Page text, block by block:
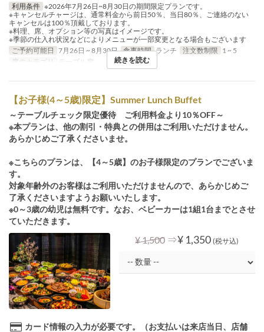
利用条件 ※2026年7月26日~8月30日の期間限定プランです。
※キャンセルチャージは、通常料金から前日50％、当日80％、ご連絡のない
キャンセルは100％頂戴しております。
※料理、席、オプション等の写真はイメージです。
※季節の仕入れ状況などによりメニューが一部変更となる場合もございます
ご予約可能日 7月26日 ~ 8月30日 食事時間 ランチ 注文数制限 1 ~ 5
席のカテゴリ
テーブル席 続きを読む
【お子様(4～5歳)限定】Summer Lunch Buffet
～テーブルチェック限定優待 ご利用料金より10％OFF～
※本プランは、他の割引・特典との併用はご利用いただけません。
あらかじめご了承くださいませ。
※こちらのプランは、【4～5歳】のお子様限定のプランでございま
す。
対象年齢外のお客様はご利用いただけませんので、あらかじめご
了承くださいますようお願いいたします。
※0～3歳の幼児は無料です。なお、ベビーカーは1組1台までとさせ
ていただきます。
¥ 1,500 ⇒¥ 1,350 (税サ込)
カード情報の入力が必要です。（お支払いは来店当日、店舗